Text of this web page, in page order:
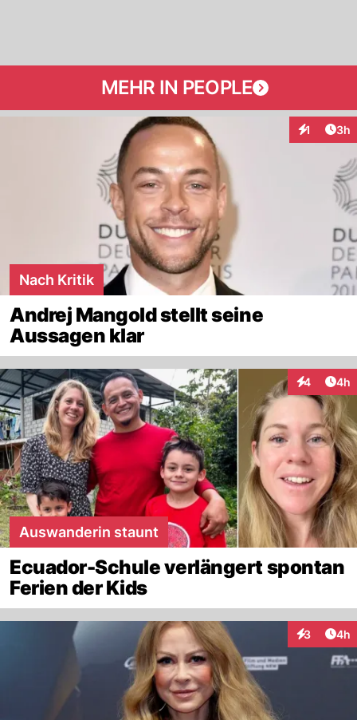
MEHR IN PEOPLE
1 3h
Nach Kritik
Andrej Mangold stellt seine
Aussagen klar
4 4h
Auswanderin staunt
Ecuador-Schule verlängert spontan
Ferien der Kids
3 4h